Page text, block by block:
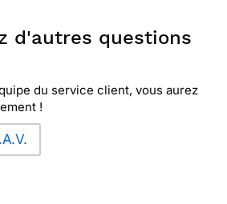
d'autres questions
du service client, vous aurez
!